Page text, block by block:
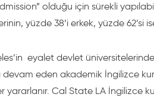
olduğu için sürekli
yüzde 38’i erkek, yüzde 62’si
eyalet devlet
eden akademik İngilizce
yararlanır. Cal State LA İngilizce